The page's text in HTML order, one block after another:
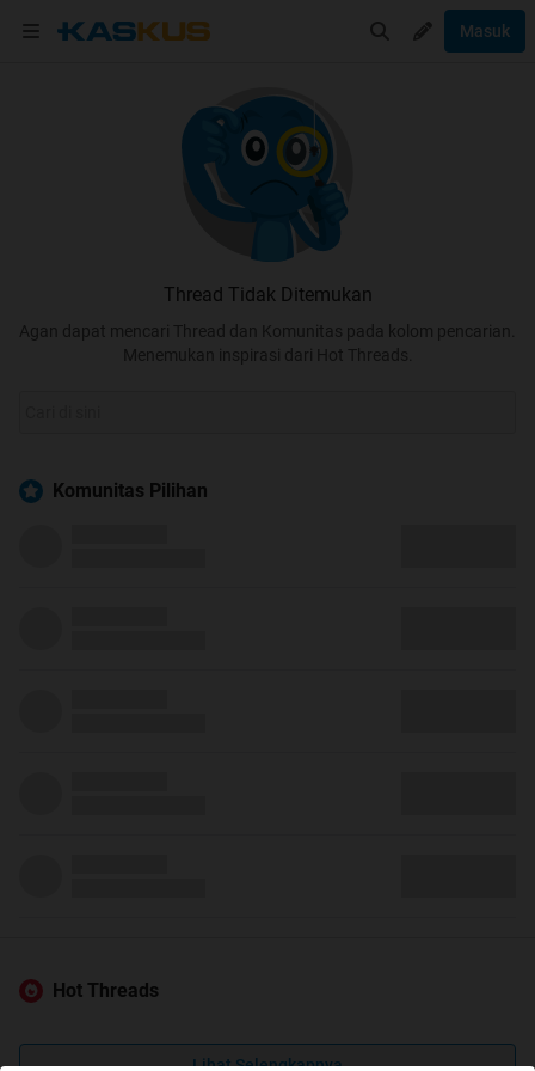
Masuk
Thread Tidak Ditemukan
Agan dapat mencari Thread dan Komunitas pada kolom pencarian.
Menemukan inspirasi dari Hot Threads.
Komunitas Pilihan
Hot Threads
Lihat Selengkapnya